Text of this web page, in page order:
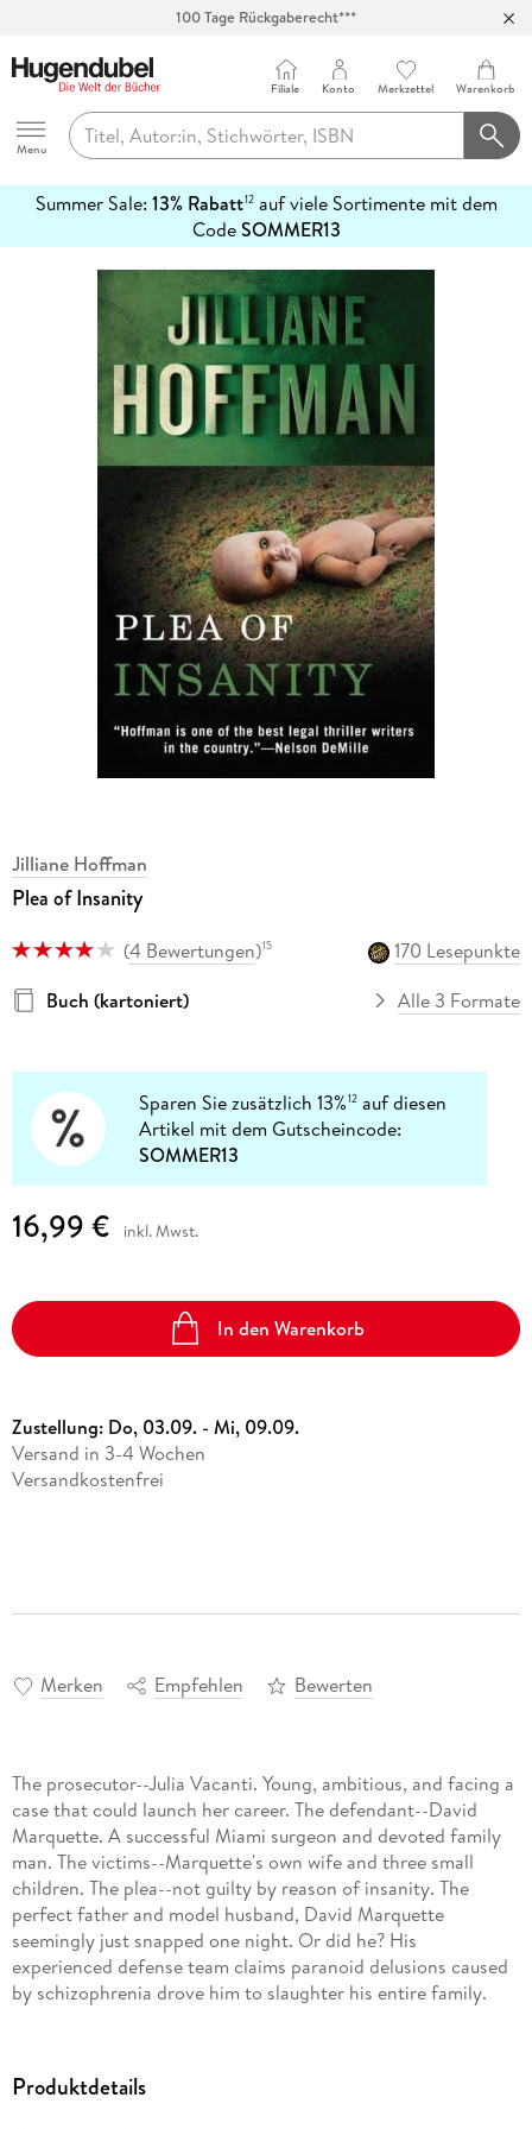
100 Tage Rückgaberecht***
Hugendubel
Menu
Filiale Konto Merkzettel Warenkorb
Summer Sale: 13% Rabatt12auf viele Sortimente mit dem
CodeSOMMER13
erfahren
Jilliane Hoffman
Plea of Insanity
(4 Bewertungen)15
170 Lesepunkte
Buch (kartoniert)
Alle 3 Formate
Sparen Sie zusätzlich 13%12 auf diesen
Artikel mit dem Gutscheincode:
SOMMER13
16,99 € inkl. Mwst.
In den Warenkorb
Zustellung: Do, 03.09. - Mi, 09.09.
Versand in 3-4 Wochen
Versandkostenfrei
Merken Empfehlen Bewerten
The prosecutor--Julia Vacanti. Young, ambitious, and facing a
case that could launch her career. The defendant--David
Marquette. A successful Miami surgeon and devoted family
man. The victims--Marquette's own wife and three small
children. The plea--not guilty by reason of insanity. The
perfect father and model husband, David Marquette
seemingly just snapped one night. Or did he? His
experienced defense team claims paranoid delusions caused
by schizophrenia drove him to slaughter his entire family.
If found insane, he would walk free. To bring a killer to justice,
Produktdetails